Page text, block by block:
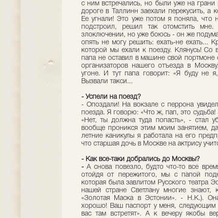
с ним встречались, но были уже на
дороге в Таллинн заехали перекусить,
Ее угнали! Это уже потом я поняла, что
подстроил, решил так отомстить
злоключении, но уже боюсь - он же
опять не могу решить: ехать-не ехать...
которой мы ехали к поезду. Клянусь! Со
папа не оставил в машине свой
организаторов нашего отъезда в
угоне. И тут папа говорит: «Я буду не
Вызвали такси...
- Успели на поезд?
- Опоздали! На вокзале с перрона
поезда. Я говорю: «Что ж, пап, это судьба!
«Нет, ты должна туда попасть», - стал
вообще проникся этим моим занятием,
летние каникулы я работала на его
что старшая дочь в Москве на актрису
- Как все-таки добрались до Москвы?
- А снова повезло, будто что-то все
отойдя от пережитого, мы с папой
которая была завлитом Русского театра
нашей стране Светлану многие знают,
«Золотая Маска в Эстонии». - Н.К.).
хорошо! Ваш паспорт у меня, следующим
вас там встретят». А к вечеру якобы